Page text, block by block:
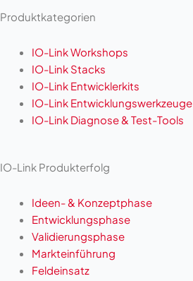
Produktkategorien
IO-Link Workshops
IO-Link Stacks
IO-Link Entwicklerkits
IO-Link Entwicklungswerkzeuge
IO-Link Diagnose & Test-Tools
IO-Link Produkterfolg
Ideen- & Konzeptphase
Entwicklungsphase
Validierungsphase
Markteinführung
Feldeinsatz